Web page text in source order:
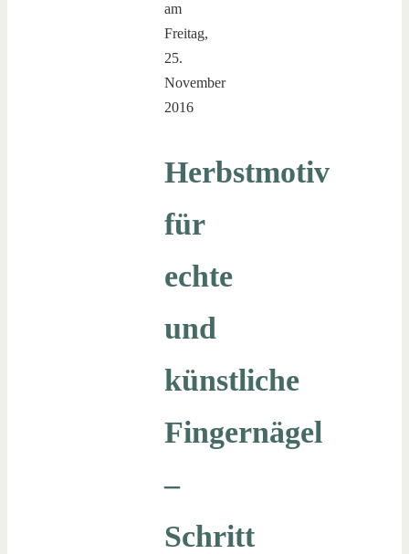
am
Freitag,
25.
November
2016
Herbstmotiv
für
echte
und
künstliche
Fingernägel
–
Schritt